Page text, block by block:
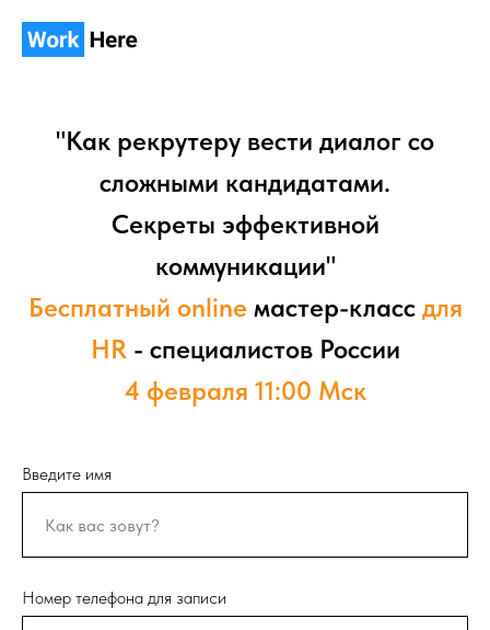
"Как рекрутеру вести диалог со
сложными кандидатами.
Секреты эффективной
коммуникации"
Бесплатный online мастер-класс для
HR - специалистов России
4 февраля 11:00 Мск
Введите имя
Номер телефона для записи